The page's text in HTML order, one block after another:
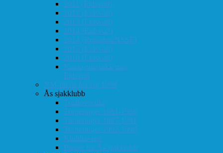
2011 (Eidsvoll)
2012 (Eidsvoll)
2013 (Eidsvoll)
2014 (Eidsvoll)
2014 (Rokaden/NSSF)
2015 (Eidsvoll)
2016 (Eidsvoll)
Kamp-statistikk mot
Eidsvoll
NM-finale for lag 1998
Ås sjakklubb
Totaloversikt
Turneringer 1981-1986
Turneringer 1987-1991
Turneringer 1992-1996
Klubbaviser
Partier fra Ås sjakklubb